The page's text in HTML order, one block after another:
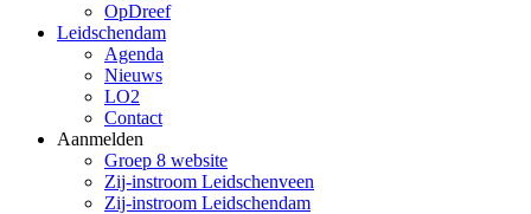
OpDreef
Leidschendam
Agenda
Nieuws
LO2
Contact
Aanmelden
Groep 8 website
Zij-instroom Leidschenveen
Zij-instroom Leidschendam